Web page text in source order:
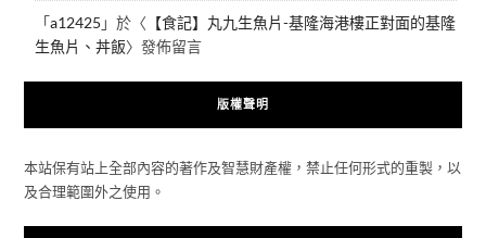
「a12425 」於〈 【食記】丸九生魚片-基隆海港樓正對面的基隆
生魚片、丼飯〉發佈留言
版權聲明
本站保有站上全部內容的著作及智慧財產權，禁止任何形式的重製，以
及合理範圍外之使用。